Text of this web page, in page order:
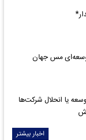
یا انحلال شرکت‌ها
اخبار بیشتر